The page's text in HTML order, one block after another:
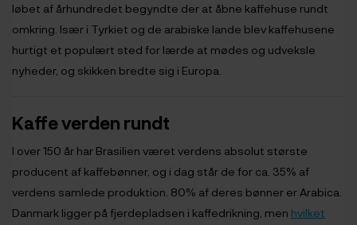
løbet af århundredet begyndte der at åbne kaffehuse rundt
omkring. Især i Tyrkiet og de arabiske lande blev kaffehusene
hurtigt et populært sted for lærde at mødes og udveksle
nyheder, og skikken bredte sig i Europa.
Kaffe verden rundt
I over 150 år har Brasilien været verdens absolut største
producent af kaffebønner, og i dag står de for ca. 35% af
verdens samlede produktion. 80% af deres bønner er Arabica.
Danmark ligger på fjerdepladsen i kaffedrikning, men hvilket